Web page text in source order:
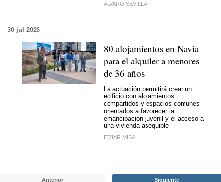
ÁLVARO SEVILLA
30 jul 2026
80 alojamientos en Navia
para el alquiler a menores
de 36 años
La actuación permitirá crear un
edificio con alojamientos
compartidos y espacios comunes
orientados a favorecer la
emancipación juvenil y el acceso a
una vivienda asequible
ITZIAR MISA
Anterior Siguiente